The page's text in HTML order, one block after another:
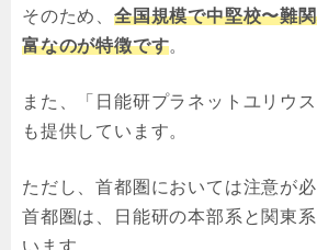
そのため、 全国規模で中堅校〜難
富なのが特徴です。
また、「日能研プラネットユリウ
も提供しています。
ただし、首都圏においては注意が必
首都圏は、日能研の本部系と関東